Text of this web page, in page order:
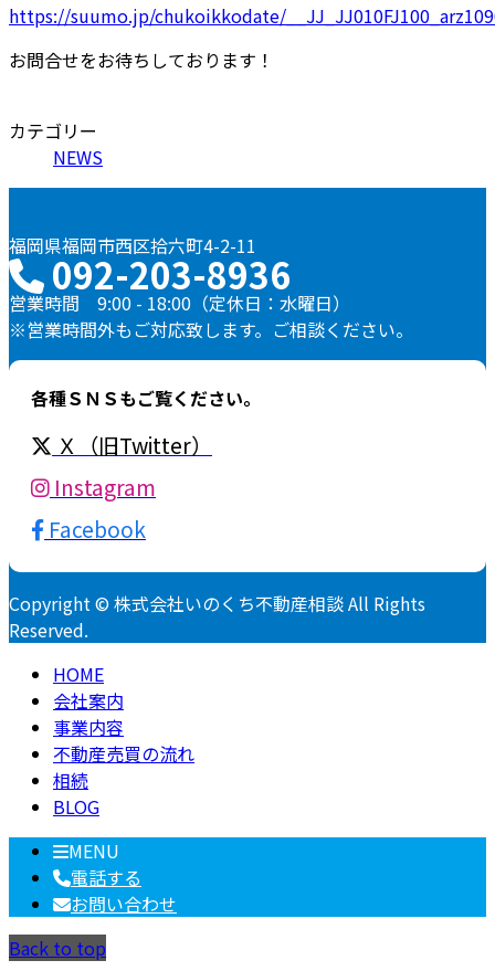
https://suumo.jp/chukoikkodate/
お問合せをお待ちしております！
カテゴリー
NEWS
福岡県福岡市西区拾六町4-2-11
092-203-8936
営業時間 9:00 - 18:00（定休日：水曜日）
※営業時間外もご対応致します。ご相談ください。
各種ＳＮＳもご覧ください。
Ｘ（旧Twitter）
Instagram
Facebook
Copyright © 株式会社いのくち不動産相談 All Rights
Reserved.
HOME
会社案内
事業内容
不動産売買の流れ
相続
BLOG
MENU
電話する
お問い合わせ
Back to top